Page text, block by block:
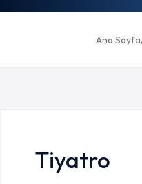
Ana Sayfa
Tiyatro